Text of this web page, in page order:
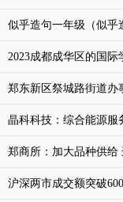
似乎造句一年级（似乎
2023成都成华区的国际
郑东新区祭城路街道办
晶科科技：综合能源服
郑商所：加大品种供给
沪深两市成交额突破